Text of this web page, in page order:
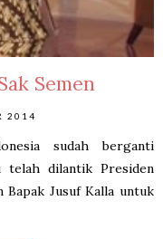
Semen
2014
sudah berganti
telah dilantik Presiden
Bapak Jusuf Kalla untuk